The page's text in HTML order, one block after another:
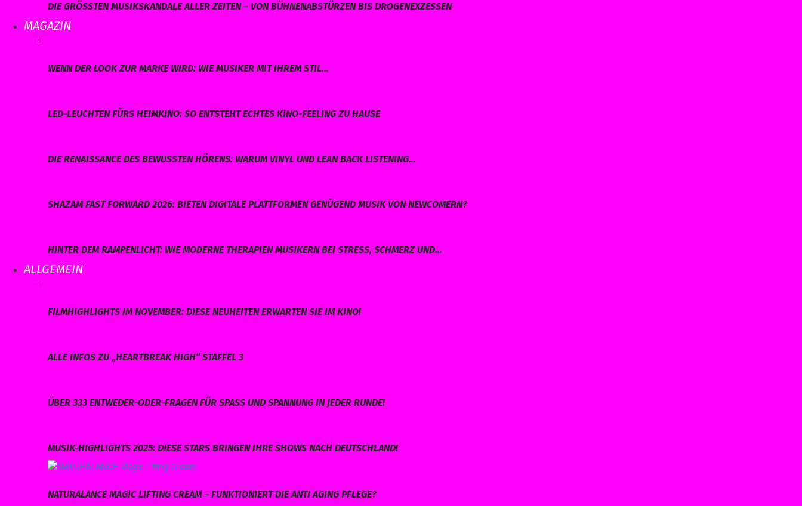
DIE GRÖSSTEN MUSIKSKANDALE ALLER ZEITEN – VON BÜHNENABSTÜRZEN BIS DROGENEXZESSEN
MAGAZIN
WENN DER LOOK ZUR MARKE WIRD: WIE MUSIKER MIT IHREM STIL…
LED-LEUCHTEN FÜRS HEIMKINO: SO ENTSTEHT ECHTES KINO-FEELING ZU HAUSE
DIE RENAISSANCE DES BEWUSSTEN HÖRENS: WARUM VINYL UND LEAN BACK LISTENING…
SHAZAM FAST FORWARD 2026: BIETEN DIGITALE PLATTFORMEN GENÜGEND MUSIK VON NEWCOMERN?
HINTER DEM RAMPENLICHT: WIE MODERNE THERAPIEN MUSIKERN BEI STRESS, SCHMERZ UND…
ALLGEMEIN
FILMHIGHLIGHTS IM NOVEMBER: DIESE NEUHEITEN ERWARTEN SIE IM KINO!
ALLE INFOS ZU „HEARTBREAK HIGH“ STAFFEL 3
ÜBER 333 ENTWEDER-ODER-FRAGEN FÜR SPASS UND SPANNUNG IN JEDER RUNDE!
MUSIK-HIGHLIGHTS 2025: DIESE STARS BRINGEN IHRE SHOWS NACH DEUTSCHLAND!
NATURALANCE MAGIC LIFTING CREAM – FUNKTIONIERT DIE ANTI AGING PFLEGE?